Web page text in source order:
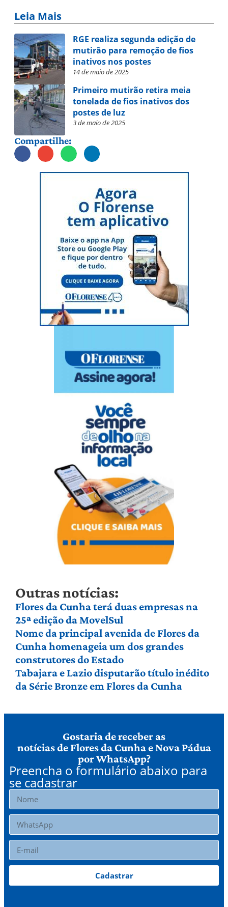
Leia Mais
RGE realiza segunda edição de
mutirão para remoção de fios
inativos nos postes
14 de maio de 2025
Primeiro mutirão retira meia
tonelada de fios inativos dos
postes de luz
3 de maio de 2025
Compartilhe:
Outras notícias:
Flores da Cunha terá duas empresas na
25ª edição da MovelSul
Nome da principal avenida de Flores da
Cunha homenageia um dos grandes
construtores do Estado
Tabajara e Lazio disputarão título inédito
da Série Bronze em Flores da Cunha
Gostaria de receber as
notícias de Flores da Cunha e Nova Pádua
por WhatsApp?
Preencha o formulário abaixo para
se cadastrar
Cadastrar